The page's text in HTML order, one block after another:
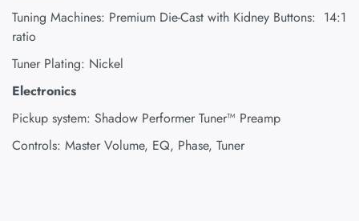
Tuning Machines: Premium Die-Cast with Kidney Buttons: 14:1
ratio
Tuner Plating: Nickel
Electronics
Pickup system: Shadow Performer Tuner™ Preamp
Controls: Master Volume, EQ, Phase, Tuner